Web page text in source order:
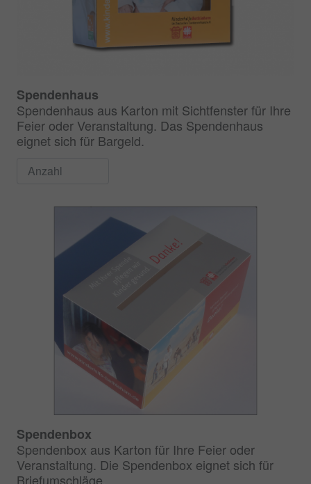
Spendenhaus
Spendenhaus aus Karton mit Sichtfenster für Ihre
Feier oder Veranstaltung. Das Spendenhaus
eignet sich für Bargeld.
Spendenbox
Spendenbox aus Karton für Ihre Feier oder
Veranstaltung. Die Spendenbox eignet sich für
Briefumschläge.